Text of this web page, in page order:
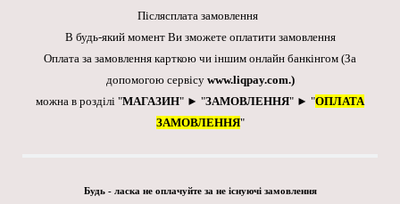
Післясплата замовлення
В будь-який момент Ви зможете оплатити замовлення
Оплата за замовлення карткою чи іншим онлайн банкінгом (За
допомогою сервісу www.liqpay.com.)
можна в розділі "МАГАЗИН" ► "ЗАМОВЛЕННЯ" ► "ОПЛАТА
ЗАМОВЛЕННЯ"
Будь - ласка не оплачуйте за не існуючі замовлення